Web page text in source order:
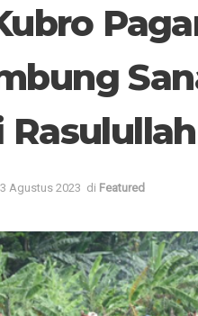
Agustus 2023 di Featured